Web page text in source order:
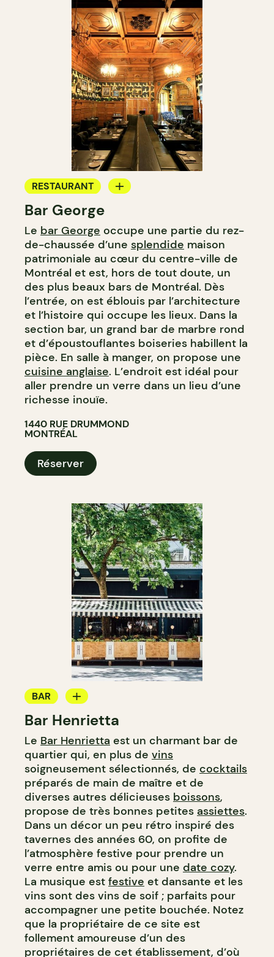
RESTAURANT
BAR
BAR À COCKTAIL
Bar George
Le bar George occupe une partie du rez-
de-chaussée d’une splendide maison
patrimoniale au cœur du centre-ville de
Montréal et est, hors de tout doute, un
des plus beaux bars de Montréal. Dès
l’entrée, on est éblouis par l’architecture
et l’histoire qui occupe les lieux. Dans la
section bar, un grand bar de marbre rond
et d’époustouflantes boiseries habillent la
pièce. En salle à manger, on propose une
cuisine anglaise. L’endroit est idéal pour
aller prendre un verre dans un lieu d’une
richesse inouïe.
1440 RUE DRUMMOND
MONTRÉAL
Réserver
BAR
BAR À VIN
BAR À COCKTAIL
Bar Henrietta
Le Bar Henrietta est un charmant bar de
quartier qui, en plus de vins
soigneusement sélectionnés, de cocktails
préparés de main de maître et de
diverses autres délicieuses boissons,
propose de très bonnes petites assiettes.
Dans un décor un peu rétro inspiré des
tavernes des années 60, on profite de
l’atmosphère festive pour prendre un
verre entre amis ou pour une date cozy.
La musique est festive et dansante et les
vins sont des vins de soif ; parfaits pour
accompagner une petite bouchée. Notez
que la propriétaire de ce site est
follement amoureuse d’un des
propriétaires de cet établissement, d’où